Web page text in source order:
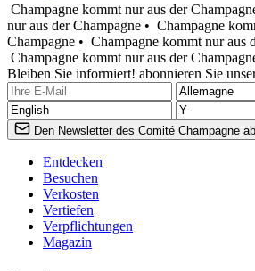
Champagne kommt nur aus der
nur aus der Champagne • Champagne
Champagne • Champagne kommt nur aus
Champagne kommt nur aus der
Bleiben Sie informiert! abonnieren Sie
Den Newsletter des Comité Champagne
Entdecken
Besuchen
Verkosten
Vertiefen
Verpflichtungen
Magazin